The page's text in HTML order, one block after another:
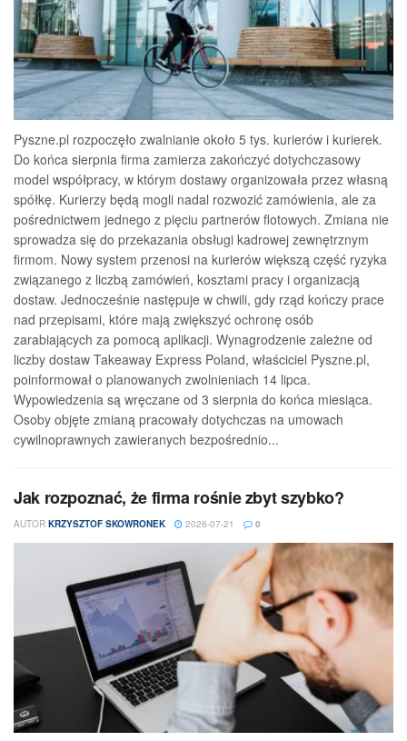
Pyszne.pl rozpoczęło zwalnianie około 5 tys. kurierów i kurierek.
Do końca sierpnia firma zamierza zakończyć dotychczasowy
model współpracy, w którym dostawy organizowała przez własną
spółkę. Kurierzy będą mogli nadal rozwozić zamówienia, ale za
pośrednictwem jednego z pięciu partnerów flotowych. Zmiana nie
sprowadza się do przekazania obsługi kadrowej zewnętrznym
firmom. Nowy system przenosi na kurierów większą część ryzyka
związanego z liczbą zamówień, kosztami pracy i organizacją
dostaw. Jednocześnie następuje w chwili, gdy rząd kończy prace
nad przepisami, które mają zwiększyć ochronę osób
zarabiających za pomocą aplikacji. Wynagrodzenie zależne od
liczby dostaw Takeaway Express Poland, właściciel Pyszne.pl,
poinformował o planowanych zwolnieniach 14 lipca.
Wypowiedzenia są wręczane od 3 sierpnia do końca miesiąca.
Osoby objęte zmianą pracowały dotychczas na umowach
cywilnoprawnych zawieranych bezpośrednio...
Jak rozpoznać, że firma rośnie zbyt szybko?
AUTOR KRZYSZTOF SKOWRONEK 2026-07-21 0